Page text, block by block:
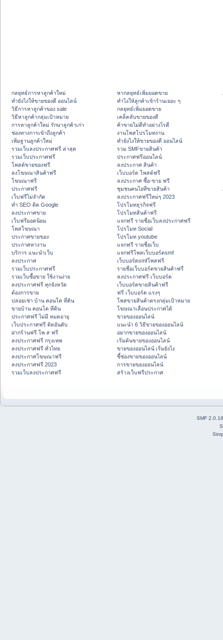
กลยุทธ์การหาลูกค้าใหม่
ทํายังไงให้ขายของดี ออนไลน์
วิธีการหาลูกค้าของ sale
วิธีหาลูกค้ากลุ่มเป้าหมาย
การหาลูกค้าใหม่ รักษาลูกค้าเก่า
ช่องทางการเข้าถึงลูกค้า
เพิ่มฐานลูกค้าใหม่
รวมเว็บลงประกาศฟรี ล่าสุด
รวมเว็บประกาศฟรี
โพสต์ขายของฟรี
ลงโฆษณาสินค้าฟรี
โฆษณาฟรี
ประกาศฟรี
เว็บฟรีไม่จำกัด
ทำ SEO ติด Google
ลงประกาศขาย
เว็บฟรียอดนิยม
โพสโฆษณา
ประกาศขายของ
ประกาศหางาน
บริการ แนะนำเว็บ
ลงประกาศ
รวมเว็บประกาศฟรี
รวมเว็บซื้อขาย ใช้งานง่าย
ลงประกาศฟรี ทุกจังหวัด
ต้องการขาย
ปล่อยเช่า บ้าน คอนโด ที่ดิน
ขายบ้าน คอนโด ที่ดิน
ประกาศฟรี ไม่มี หมดอายุ
เว็บประกาศฟรี ติดอันดับ
ฝากร้านฟรี โพ ส ฟรี
ลงประกาศฟรี กรุงเทพ
ลงประกาศฟรี ทั่วไทย
ลงประกาศโฆษณาฟรี
ลงประกาศฟรี 2023
รวมเว็บลงประกาศฟรี
หากลยุทธ์เพิ่มยอดขาย
ทําไงให้ลูกค้าเข้าร้านเยอะ ๆ
กลยุทธ์เพิ่มยอดขาย
เคล็ดลับขายของดี
ค้าขายไม่ดีทำอย่างไรดี
งานโพสโปรโมทงาน
ทํายังไงให้ขายของดี ออนไลน์
รวม SMFขายสินค้า
ประกาศฟรีออนไลน์
ลงประกาศ สินค้า
เว็บบอร์ด โพสต์ฟรี
ลงประกาศ ซื้อ-ขาย ฟรี
ชุมชนคนไอทีขายสินค้า
ลงประกาศฟรีใหม่ๆ 2023
โปรโมทธุรกิจฟรี
โปรโมทสินค้าฟรี
แจกฟรี รายชื่อเว็บลงประกาศฟรี
โปรโมท Social
โปรโมท youtube
แจกฟรี รายชื่อเว็บ
แจกฟรีโพสเว็บบอร์ดsmf
เว็บบอร์ดsmfโพสฟรี
รายชื่อเว็บบอร์ดขายสินค้าฟรี
ลงประกาศฟรี เว็บบอร์ด
เว็บบอร์ดขายสินค้าฟรี
ฟรี เว็บบอร์ด แรงๆ
โพสขายสินค้าตรงกลุ่มเป้าหมาย
โฆษณาเลื่อนประกาศได้
ขายของออนไลน์
แนะนำ 6 วิธีขายของออนไลน์
อยากขายของออนไลน์
เริ่มต้นขายของออนไลน์
ขายของออนไลน์ เริ่มยังไง
ชี้ช่องขายของออนไลน์
การขายของออนไลน์
สร้างเว็บฟรีประกาศ
SMF 2.0.18